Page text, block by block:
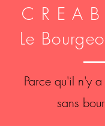
C R E A
Le
Parce qu'il n'y
sans